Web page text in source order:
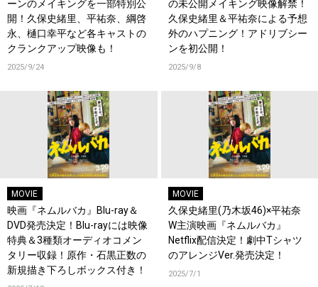
ーンのメイキングを一部特別公
開！久保史緒里、平祐奈、綱啓
永、樋口幸平など各キャストの
クランクアップ映像も！
2025/9/24
の未公開メイキング映像解禁！
久保史緒里＆平祐奈による予想
外のハプニング！アドリブシー
ンを初公開！
2025/9/8
MOVIE
映画『ネムルバカ』Blu-ray＆
DVD発売決定！Blu-rayには映像
特典＆3種類オーディオコメン
タリー収録！原作・石黒正数の
新規描き下ろしボックス付き！
MOVIE
久保史緒里(乃木坂46)×平祐奈
W主演映画『ネムルバカ』
Netflix配信決定！劇中Tシャツ
のアレンジVer.発売決定！
2025/7/1